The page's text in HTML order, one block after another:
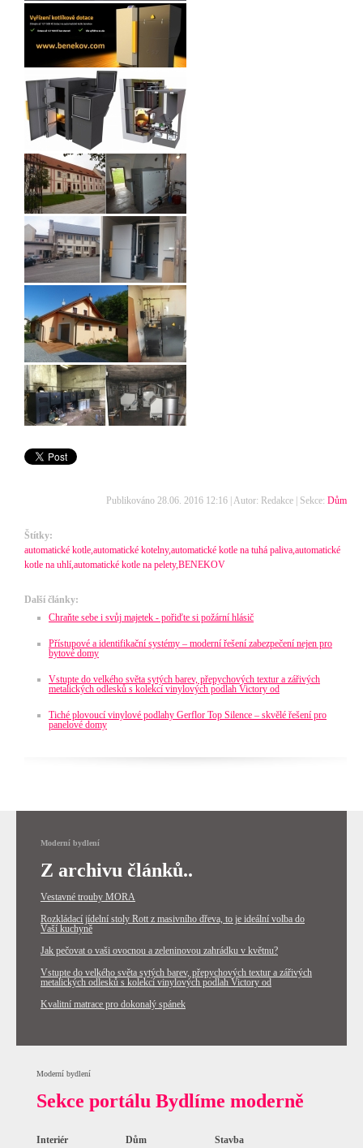
Publikováno 28.06. 2016 12:16 | Autor: Redakce | Sekce: Dům
Štítky:
automatické kotle,automatické kotelny,automatické kotle na tuhá paliva,automatické
kotle na uhlí,automatické kotle na pelety,BENEKOV
Další články:
Chraňte sebe i svůj majetek - pořiďte si požární hlásič
Přístupové a identifikační systémy – moderní řešení zabezpečení nejen pro
bytové domy
Vstupte do velkého světa sytých barev, přepychových textur a zářivých
metalických odlesků s kolekcí vinylových podlah Victory od
Tiché plovoucí vinylové podlahy Gerflor Top Silence – skvělé řešení pro
panelové domy
Moderní bydlení
Z archivu článků..
Vestavné trouby MORA
Rozkládací jídelní stoly Rott z masivního dřeva, to je ideální volba do
Vaší kuchyně
Jak pečovat o vaši ovocnou a zeleninovou zahrádku v květnu?
Vstupte do velkého světa sytých barev, přepychových textur a zářivých
metalických odlesků s kolekcí vinylových podlah Victory od
Kvalitní matrace pro dokonalý spánek
Moderní bydlení
Sekce portálu Bydlíme moderně
Interiér Dům Stavba